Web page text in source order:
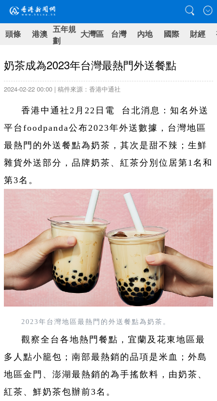
頭條 港澳 五年規
劃
大灣區 台灣 內地 國際 財經
奶茶成為2023年台灣最熱門外送餐點
2024-02-22 00:00 | 稿件來源：香港中通社
香港中通社2月22日電 台北消息：知名外送
平台foodpanda公布2023年外送數據，台灣地區
最熱門的外送餐點為奶茶，其次是甜不辣；生鮮
雜貨外送部分，品牌奶茶、紅茶分別位居第1名和
第3名。
2023年台灣地區最熱門的外送餐點為奶茶。
觀察全台各地熱門餐點，宜蘭及花東地區最
多人點小籠包；南部最熱銷的品項是米血；外島
地區金門、澎湖最熱銷的為手搖飲料，由奶茶、
紅茶、鮮奶茶包辦前3名。